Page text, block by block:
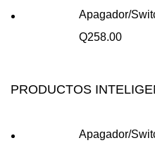
Apagador/
Q258.00
PRODUCTOS
Apagador/